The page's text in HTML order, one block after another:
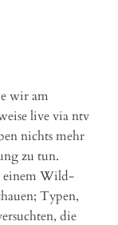
wir am
live via ntv
nichts mehr
zu tun.
einem Wild-
Typen,
die